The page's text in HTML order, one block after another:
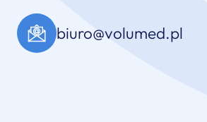
biuro@volumed.pl